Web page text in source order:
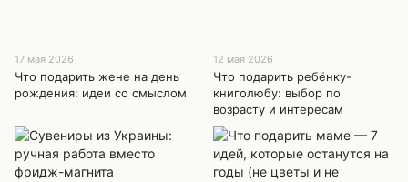
17 мая 2026
Что подарить жене на день
рождения: идеи со смыслом
12 мая 2026
Что подарить ребёнку-
книголюбу: выбор по
возрасту и интересам